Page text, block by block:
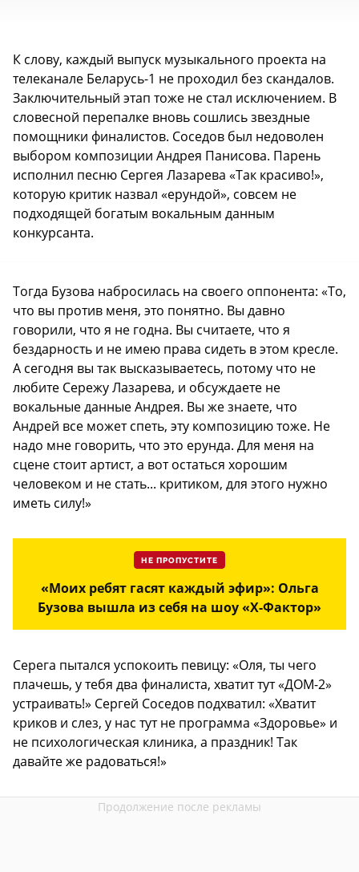
К слову, каждый выпуск музыкального проекта на
телеканале Беларусь-1 не проходил без скандалов.
Заключительный этап тоже не стал исключением. В
словесной перепалке вновь сошлись звездные
помощники финалистов. Соседов был недоволен
выбором композиции Андрея Панисова. Парень
исполнил песню Сергея Лазарева «Так красиво!»,
которую критик назвал «ерундой», совсем не
подходящей богатым вокальным данным
конкурсанта.
Тогда Бузова набросилась на своего оппонента: «То,
что вы против меня, это понятно. Вы давно
говорили, что я не годна. Вы считаете, что я
бездарность и не имею права сидеть в этом кресле.
А сегодня вы так высказываетесь, потому что не
любите Сережу Лазарева, и обсуждаете не
вокальные данные Андрея. Вы же знаете, что
Андрей все может спеть, эту композицию тоже. Не
надо мне говорить, что это ерунда. Для меня на
сцене стоит артист, а вот остаться хорошим
человеком и не стать... критиком, для этого нужно
иметь силу!»
НЕ ПРОПУСТИТЕ
«Моих ребят гасят каждый эфир»: Ольга
Бузова вышла из себя на шоу «X-Фактор»
Серега пытался успокоить певицу: «Оля, ты чего
плачешь, у тебя два финалиста, хватит тут «ДОМ-2»
устраивать!» Сергей Соседов подхватил: «Хватит
криков и слез, у нас тут не программа «Здоровье» и
не психологическая клиника, а праздник! Так
давайте же радоваться!»